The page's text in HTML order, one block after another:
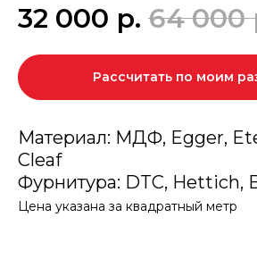
32 000 р. 64 000
Рассчитать по моим
Материал: МДФ, Egger,
Cleaf
Фурнитура: DTC, Hettich,
Цена указана за квадратный метр